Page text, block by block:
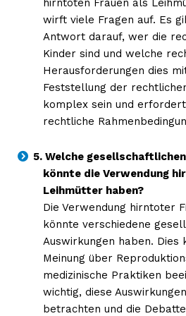
hirntoten Frauen als
wirft viele Fragen auf. Es
Antwort darauf, wer die
Kinder sind und welche
Herausforderungen dies
Feststellung der
komplex sein und
rechtliche
5. Welche
könnte die Verwendung
Leihmütter haben?
Die Verwendung hirntoter
könnte verschiedene
Auswirkungen haben.
Meinung über
medizinische Praktiken
wichtig, diese
betrachten und die